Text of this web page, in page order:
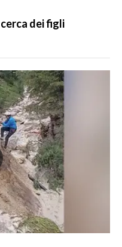
dei figli